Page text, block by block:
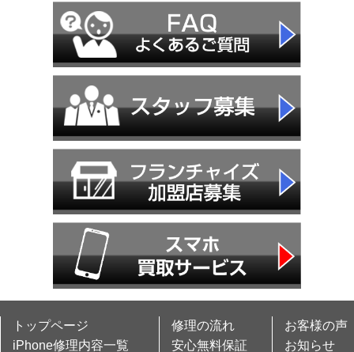
トップページ
iPhone修理内容一覧
修理の流れ
安心無料保証
お客様の声
お知らせ